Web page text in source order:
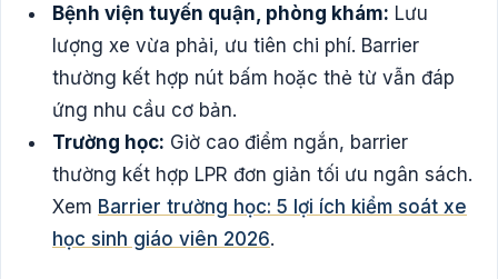
Bệnh viện tuyến quận, phòng khám: Lưu
lượng xe vừa phải, ưu tiên chi phí. Barrier
thường kết hợp nút bấm hoặc thẻ từ vẫn đáp
ứng nhu cầu cơ bản.
Trường học: Giờ cao điểm ngắn, barrier
thường kết hợp LPR đơn giản tối ưu ngân sách.
Xem Barrier trường học: 5 lợi ích kiểm soát xe
học sinh giáo viên 2026.